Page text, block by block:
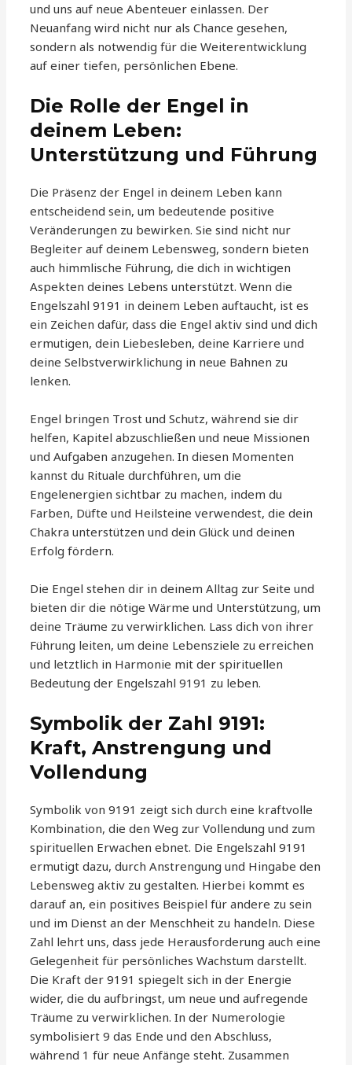
und uns auf neue Abenteuer einlassen. Der
Neuanfang wird nicht nur als Chance gesehen,
sondern als notwendig für die Weiterentwicklung
auf einer tiefen, persönlichen Ebene.
Die Rolle der Engel in
deinem Leben:
Unterstützung und Führung
Die Präsenz der Engel in deinem Leben kann
entscheidend sein, um bedeutende positive
Veränderungen zu bewirken. Sie sind nicht nur
Begleiter auf deinem Lebensweg, sondern bieten
auch himmlische Führung, die dich in wichtigen
Aspekten deines Lebens unterstützt. Wenn die
Engelszahl 9191 in deinem Leben auftaucht, ist es
ein Zeichen dafür, dass die Engel aktiv sind und dich
ermutigen, dein Liebesleben, deine Karriere und
deine Selbstverwirklichung in neue Bahnen zu
lenken.
Engel bringen Trost und Schutz, während sie dir
helfen, Kapitel abzuschließen und neue Missionen
und Aufgaben anzugehen. In diesen Momenten
kannst du Rituale durchführen, um die
Engelenergien sichtbar zu machen, indem du
Farben, Düfte und Heilsteine verwendest, die dein
Chakra unterstützen und dein Glück und deinen
Erfolg fördern.
Die Engel stehen dir in deinem Alltag zur Seite und
bieten dir die nötige Wärme und Unterstützung, um
deine Träume zu verwirklichen. Lass dich von ihrer
Führung leiten, um deine Lebensziele zu erreichen
und letztlich in Harmonie mit der spirituellen
Bedeutung der Engelszahl 9191 zu leben.
Symbolik der Zahl 9191:
Kraft, Anstrengung und
Vollendung
Symbolik von 9191 zeigt sich durch eine kraftvolle
Kombination, die den Weg zur Vollendung und zum
spirituellen Erwachen ebnet. Die Engelszahl 9191
ermutigt dazu, durch Anstrengung und Hingabe den
Lebensweg aktiv zu gestalten. Hierbei kommt es
darauf an, ein positives Beispiel für andere zu sein
und im Dienst an der Menschheit zu handeln. Diese
Zahl lehrt uns, dass jede Herausforderung auch eine
Gelegenheit für persönliches Wachstum darstellt.
Die Kraft der 9191 spiegelt sich in der Energie
wider, die du aufbringst, um neue und aufregende
Träume zu verwirklichen. In der Numerologie
symbolisiert 9 das Ende und den Abschluss,
während 1 für neue Anfänge steht. Zusammen